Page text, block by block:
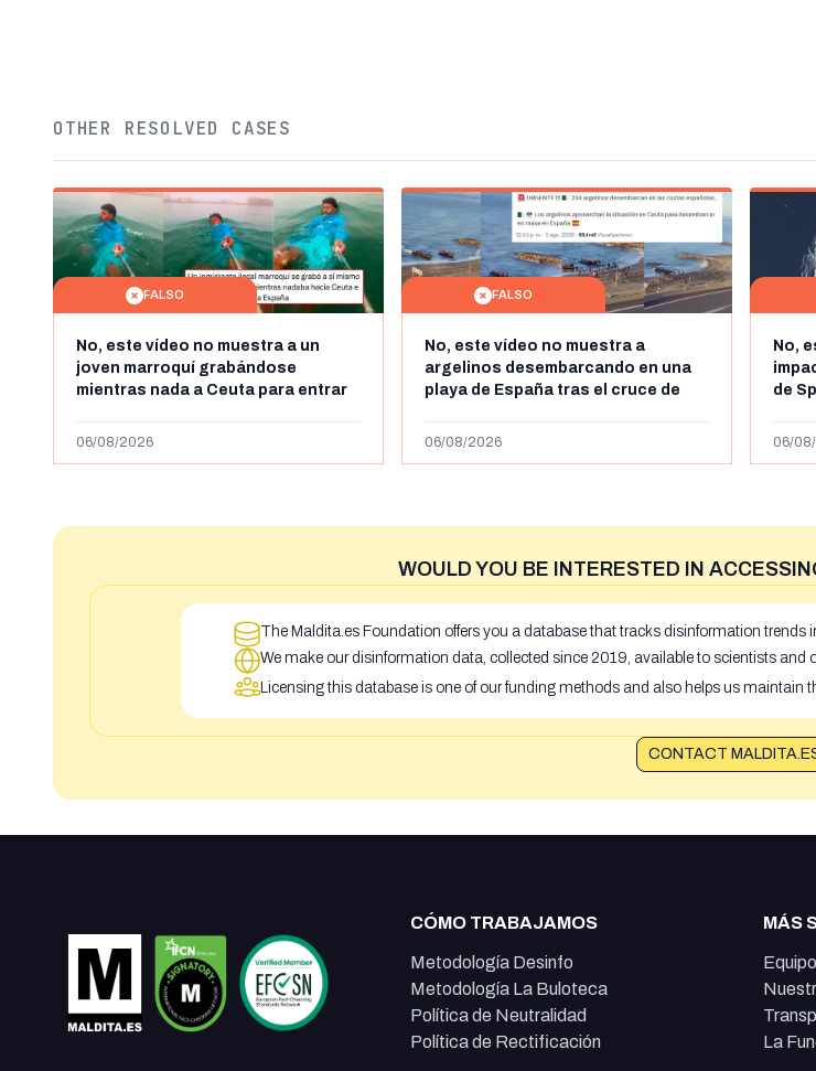
OTHER RESOLVED CASES
FALSO
No, este vídeo no muestra a un
joven marroquí grabándose
mientras nada a Ceuta para entrar
más de 450km de Ceuta y el autor lo
06/08/2026
FALSO
No, este vídeo no muestra a
argelinos desembarcando en una
playa de España tras el cruce de
de julio de 2026: son imágenes de
06/08/2026
No,
de
06/
WOULD YOU BE INTERESTED IN
The Maldita.es Foundation offers you a database that tracks disinformation
We make our disinformation data, collected since 2019, available to scientists and
Licensing this database is one of our funding methods and also helps us maintain
CONTACT
CÓMO TRABAJAMOS
Metodología Desinfo
Metodología La Buloteca
Política de Neutralidad
Política de Rectificación
MÁS
Equipo
La